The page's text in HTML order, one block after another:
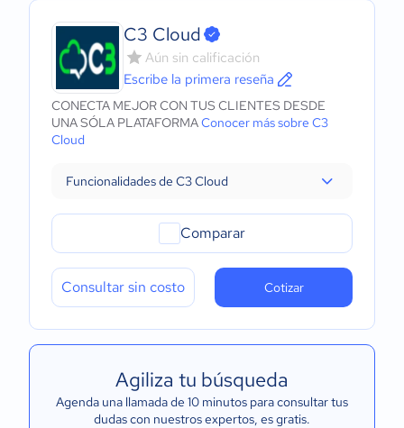
C3 Cloud
Aún sin calificación
Escribe la primera reseña
CONECTA MEJOR CON TUS CLIENTES DESDE
UNA SÓLA PLATAFORMAConocer más sobre C3
Cloud
Funcionalidades de C3 Cloud
Comparar
Consultar sin costo Cotizar
Agiliza tu búsqueda
Agenda una llamada de 10 minutos para consultar tus
dudas con nuestros expertos, es gratis.